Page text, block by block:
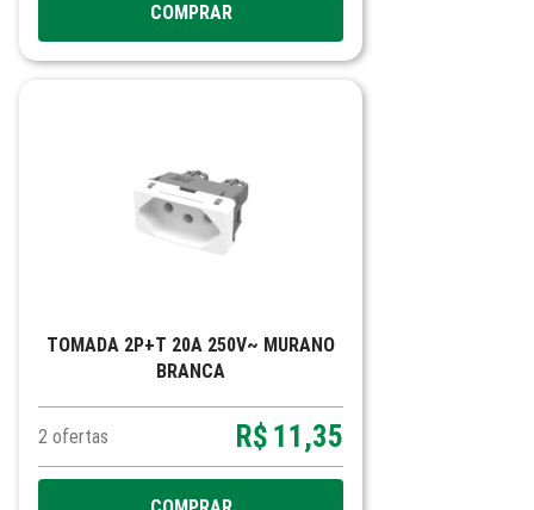
COMPRAR
TOMADA 2P+T 20A 250V~ MURANO
BRANCA
2 ofertas R$ 11,35